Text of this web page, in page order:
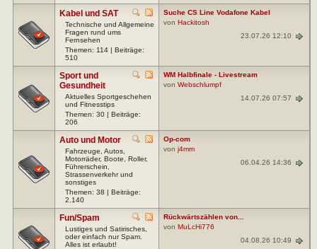
Kabel und SAT
Technische und Allgemeine
Fragen rund ums
Fernsehen
Themen: 114 | Beiträge:
510
Suche CS Line Vodafone Kabel
von Hackitosh
23.07.26 12:10
Sport und
Gesundheit
Aktuelles Sportgeschehen
und Fitnesstips
Themen: 30 | Beiträge:
206
WM Halbfinale - Livestream
von Webschlumpf
14.07.26 07:57
Auto und Motor
Fahrzeuge, Autos,
Motorräder, Boote, Roller,
Führerschein,
Strassenverkehr und
sonstiges
Themen: 38 | Beiträge:
2.140
Op-com
von j4mm
06.04.26 14:36
Fun/Spam
Lustiges und Satirisches,
oder einfach nur Spam.
Alles ist erlaubt!
Rückwärtszählen von...
von MuLcHi776
04.08.26 10:49